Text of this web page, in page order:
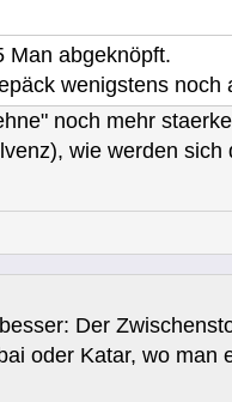
Man abgeknöpft.
wenigstens noch
noch mehr
wie werden
Der
oder Katar, wo man